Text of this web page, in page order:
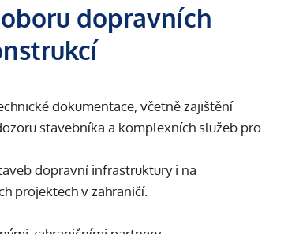
dopravních
dokumentace, včetně zajištění
stavebníka a komplexních služeb pro
dopravní infrastruktury i na
projektech v zahraničí.